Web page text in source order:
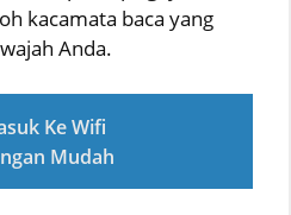
kacamata baca yang
Anda.
Ke Wifi
Mudah